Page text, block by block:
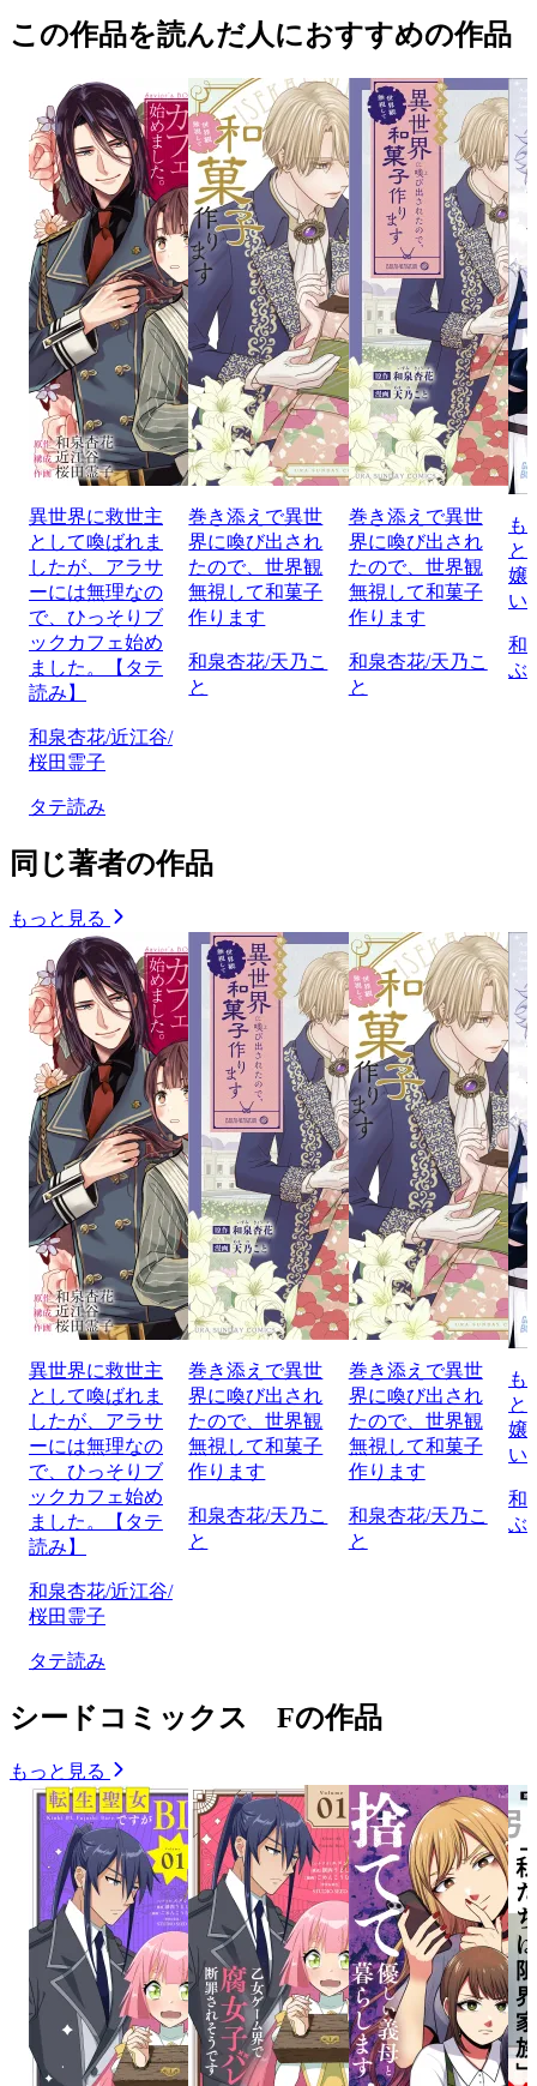
この作品を読んだ人におすすめの作品
異世界に救世主
として喚ばれま
したが、アラサ
ーには無理なの
で、ひっそりブ
ックカフェ始め
ました。【タテ
読み】
和泉杏花/近江谷/
桜田霊子
タテ読み
巻き添えで異世
界に喚び出され
たので、世界観
無視して和菓子
作ります
和泉杏花/天乃こ
と
巻き添えで異世
界に喚び出され
たので、世界観
無視して和菓子
作ります
和泉杏花/天乃こ
と
も
と
嬢
い
和
ぶ
同じ著者の作品
もっと見る
異世界に救世主
として喚ばれま
したが、アラサ
ーには無理なの
で、ひっそりブ
ックカフェ始め
ました。【タテ
読み】
和泉杏花/近江谷/
桜田霊子
タテ読み
巻き添えで異世
界に喚び出され
たので、世界観
無視して和菓子
作ります
和泉杏花/天乃こ
と
巻き添えで異世
界に喚び出され
たので、世界観
無視して和菓子
作ります
和泉杏花/天乃こ
と
も
と
嬢
い
和
ぶ
シードコミックス Fの作品
もっと見る